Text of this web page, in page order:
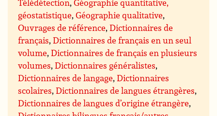
géostatistique,Géographie qualitative,
Ouvrages de référence,Dictionnaires de
français,Dictionnaires de français en un seul
volume,Dictionnaires de français en plusieurs
volumes,Dictionnaires généralistes,
Dictionnaires de langage,Dictionnaires
scolaires,Dictionnaires de langues étrangères,
Dictionnaires de langues d’origine étrangère,